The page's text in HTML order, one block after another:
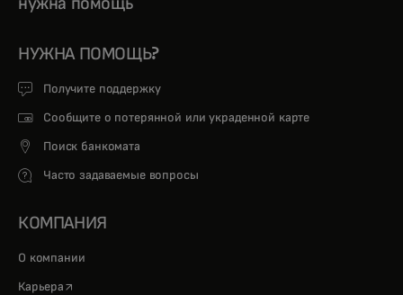
нужна помощь
НУЖНА ПОМОЩЬ?
Получите поддержку
Сообщите о потерянной или украденной карте
Поиск банкомата
Часто задаваемые вопросы
КОМПАНИЯ
О компании
Карьера opens in a new tab